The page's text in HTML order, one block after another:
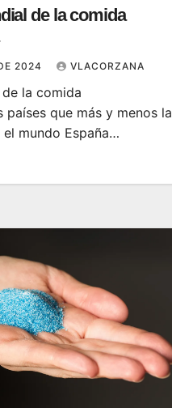
de la comida
2024 VLACORZANA
la comida
países que más y menos la
mundo España…